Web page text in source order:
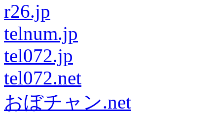
r26.jp
telnum.jp
tel072.jp
tel072.net
おぼチャン.net